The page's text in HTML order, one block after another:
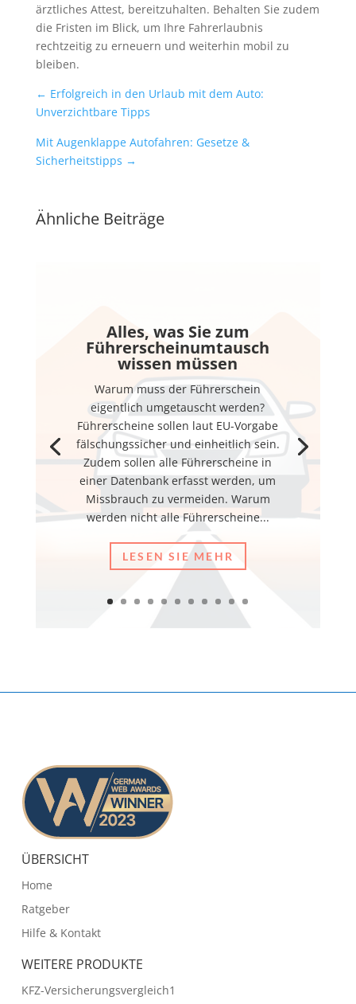
ärztliches Attest, bereitzuhalten. Behalten Sie zudem
die Fristen im Blick, um Ihre Fahrerlaubnis
rechtzeitig zu erneuern und weiterhin mobil zu
bleiben.
← Erfolgreich in den Urlaub mit dem Auto:
Unverzichtbare Tipps
Mit Augenklappe Autofahren: Gesetze &
Sicherheitstipps →
Ähnliche Beiträge
Alles, was Sie zum
Führerscheinumtausch
wissen müssen
Warum muss der Führerschein
eigentlich umgetauscht werden?
Führerscheine sollen laut EU-Vorgabe
fälschungssicher und einheitlich sein.
Zudem sollen alle Führerscheine in
einer Datenbank erfasst werden, um
Missbrauch zu vermeiden. Warum
werden nicht alle Führerscheine...
LESEN SIE MEHR
ÜBERSICHT
Home
Ratgeber
Hilfe & Kontakt
WEITERE PRODUKTE
KFZ-Versicherungsvergleich1